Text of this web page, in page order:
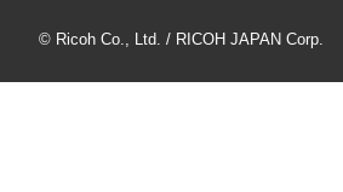
© Ricoh Co., Ltd. / RICOH JAPAN Corp.